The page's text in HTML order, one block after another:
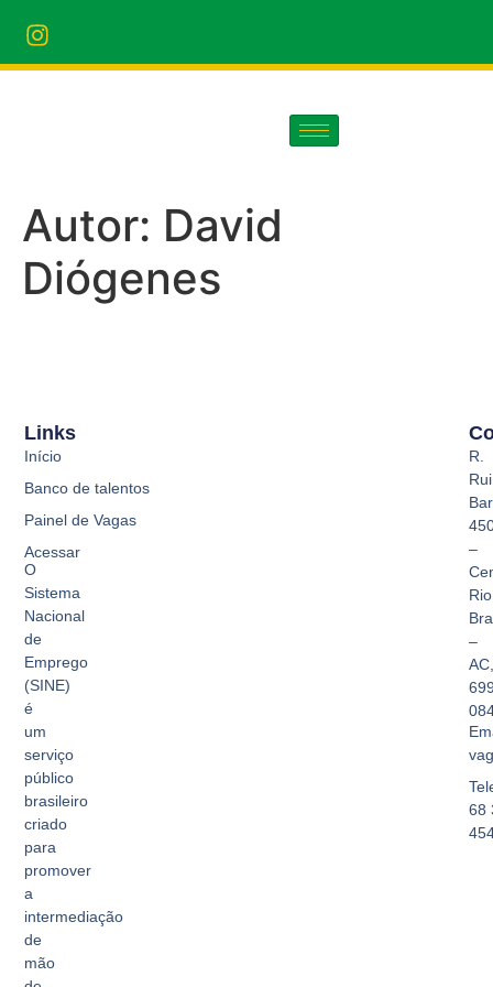
Autor: David
Diógenes
O
Sistema
Nacional
de
Emprego
(SINE)
é
um
serviço
público
brasileiro
criado
para
promover
a
intermediação
de
mão
Links
Início
Banco de talentos
Painel de Vagas
Acessar
R.
Rui
–
Rio
–
AC,
68